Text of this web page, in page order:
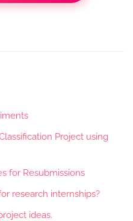
Project using
for Resubmissions
research internships?
ideas.